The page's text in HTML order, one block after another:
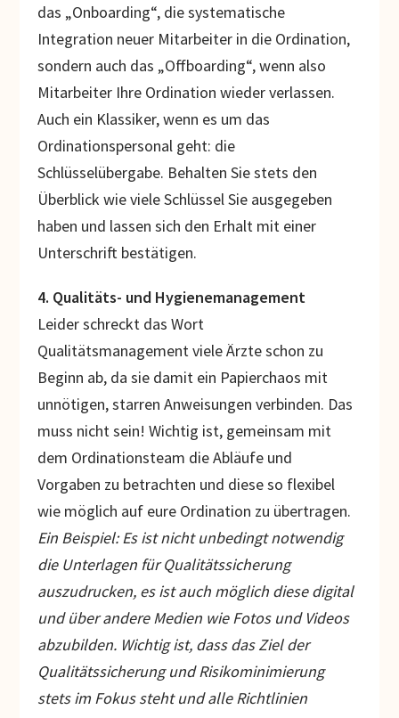
das „Onboarding“, die systematische
Integration neuer Mitarbeiter in die Ordination,
sondern auch das „Offboarding“, wenn also
Mitarbeiter Ihre Ordination wieder verlassen.
Auch ein Klassiker, wenn es um das
Ordinationspersonal geht: die
Schlüsselübergabe. Behalten Sie stets den
Überblick wie viele Schlüssel Sie ausgegeben
haben und lassen sich den Erhalt mit einer
Unterschrift bestätigen.
4. Qualitäts- und Hygienemanagement
Leider schreckt das Wort
Qualitätsmanagement viele Ärzte schon zu
Beginn ab, da sie damit ein Papierchaos mit
unnötigen, starren Anweisungen verbinden. Das
muss nicht sein! Wichtig ist, gemeinsam mit
dem Ordinationsteam die Abläufe und
Vorgaben zu betrachten und diese so flexibel
wie möglich auf eure Ordination zu übertragen.
Ein Beispiel: Es ist nicht unbedingt notwendig
die Unterlagen für Qualitätssicherung
auszudrucken, es ist auch möglich diese digital
und über andere Medien wie Fotos und Videos
abzubilden. Wichtig ist, dass das Ziel der
Qualitätssicherung und Risikominimierung
stets im Fokus steht und alle Richtlinien